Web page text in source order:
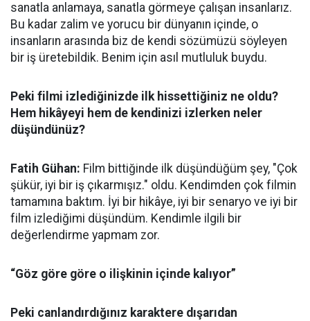
sanatla anlamaya, sanatla görmeye çalışan insanlarız.
Bu kadar zalim ve yorucu bir dünyanın içinde, o
insanların arasında biz de kendi sözümüzü söyleyen
bir iş üretebildik. Benim için asıl mutluluk buydu.
Peki filmi izlediğinizde ilk hissettiğiniz ne oldu?
Hem hikâyeyi hem de kendinizi izlerken neler
düşündünüz?
Fatih Gühan: Film bittiğinde ilk düşündüğüm şey, "Çok
şükür, iyi bir iş çıkarmışız." oldu. Kendimden çok filmin
tamamına baktım. İyi bir hikâye, iyi bir senaryo ve iyi bir
film izlediğimi düşündüm. Kendimle ilgili bir
değerlendirme yapmam zor.
“Göz göre göre o ilişkinin içinde kalıyor”
Peki canlandırdığınız karaktere dışarıdan